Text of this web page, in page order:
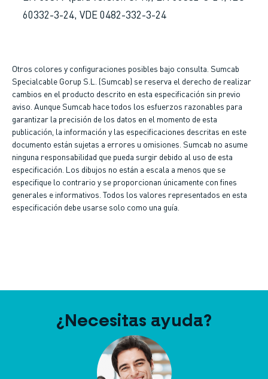
60332-3-24, VDE 0482-332-3-24
Otros colores y configuraciones posibles bajo consulta. Sumcab
Specialcable Gorup S.L. (Sumcab) se reserva el derecho de realizar
cambios en el producto descrito en esta especificación sin previo
aviso. Aunque Sumcab hace todos los esfuerzos razonables para
garantizar la precisión de los datos en el momento de esta
publicación, la información y las especificaciones descritas en este
documento están sujetas a errores u omisiones. Sumcab no asume
ninguna responsabilidad que pueda surgir debido al uso de esta
especificación. Los dibujos no están a escala a menos que se
especifique lo contrario y se proporcionan únicamente con fines
generales e informativos. Todos los valores representados en esta
especificación debe usarse solo como una guía.
¿Necesitas ayuda?